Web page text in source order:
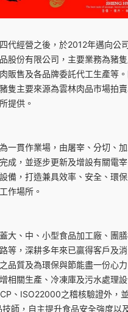
代經營之後，於2012年邁向公
股份有限公司，主要業務為豬
販售及各品牌委託代工生產等
隻主要來源為雲林肉品市場拍
提供。
一貫作業場，由屠宰、分切、
成，並逐步更新及增設有關電宰
備，打造兼具效率、安全、環
作場所。
大、中、小型食品加工廠、團
等，深耕多年來已贏得客戶及
品質及為環保與節能盡一份心
相關生產、冷凍庫及污水處理
、ISO22000之稽核驗證外，
師，自主提升食品安全強度以